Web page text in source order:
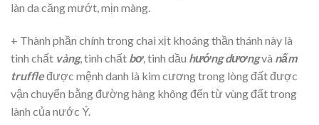
làn da căng mướt, mịn màng.
+ Thành phần chính trong chai xịt khoáng thần thánh này là
tinh chất vàng, tinh chất bơ, tinh dầu hướng dươngvà nấm
truffleđược mệnh danh là kim cương trong lòng đất được
vận chuyển bằng đường hàng không đến từ vùng đất trong
lành của nước Ý.